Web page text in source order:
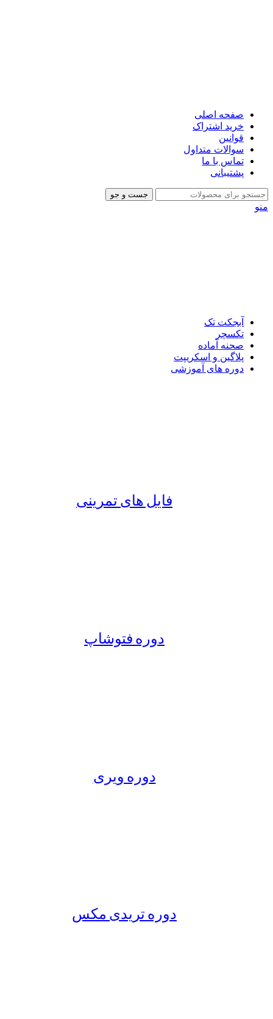
صفحه اصلی
خرید اشتراک
قوانین
سوالات متداول
تماس با ما
پشتیبانی
جست و جو
منو
آبجکت تک
تکسچر
صحنه آماده
پلاگین و اسکریپت
دوره های آموزشی
فایل های تمرینی
دوره فتوشاپ
دوره ویری
دوره تریدی مکس